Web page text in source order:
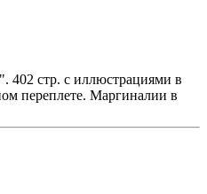
402 стр. с иллюстрациями в
переплете. Маргиналии в